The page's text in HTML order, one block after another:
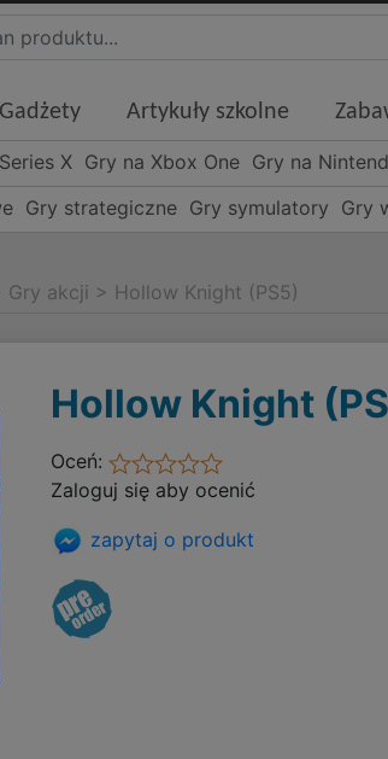
Gadżety Artykuły szkolne
X Gry na Xbox One Gry na
Gry strategiczne Gry symulatory Gry
Gry akcji > Hollow Knight (PS5)
Hollow Knight
Oceń:
Zaloguj się aby ocenić
zapytaj o produkt